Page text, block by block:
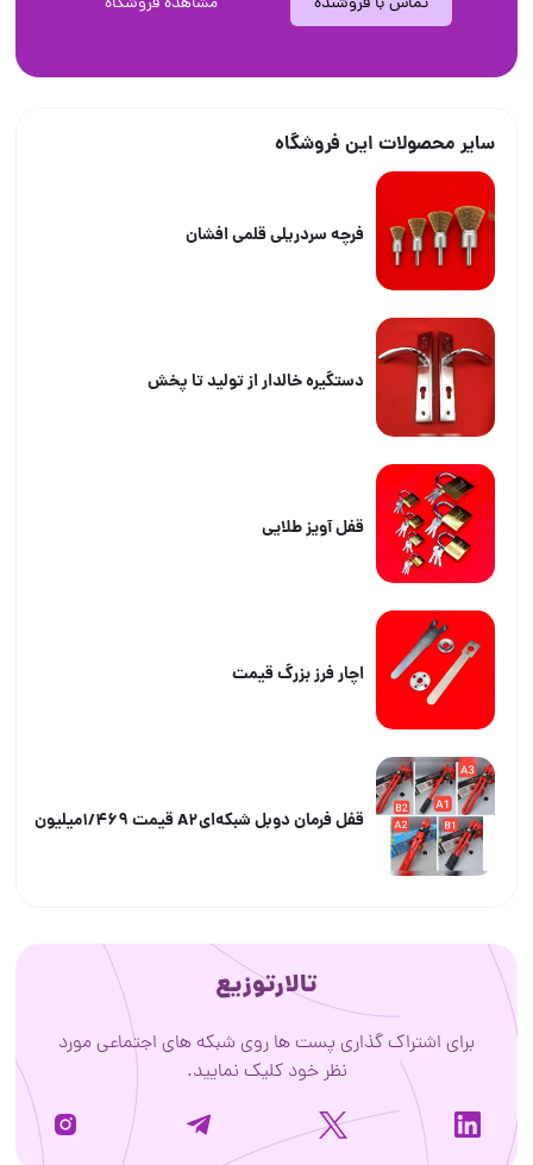
سایر محصولات این فروشگاه
فرچه سردریلی قلمی افشان
دستگیره خالدار از تولید تا پخش
قفل آویز طلایی
اچار فرز بزرگ قیمت
قفل فرمان دوبل شبکه‌ایA2 قیمت ۱/۴۶۹میلیون
تالارتوزیع
برای اشتراک گذاری پست ها روی شبکه های اجتماعی مورد
نظر خود کلیک نمایید.